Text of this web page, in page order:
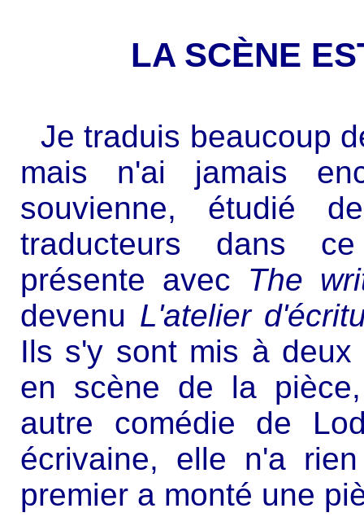
LA SCÈNE
Je traduis beaucoup
mais n'ai jamais
souvienne, étudié
traducteurs dans
présente avec The
devenu L'atelier
Ils s'y sont mis à
en scène de la
autre comédie de
écrivaine, elle n'a
premier a monté une